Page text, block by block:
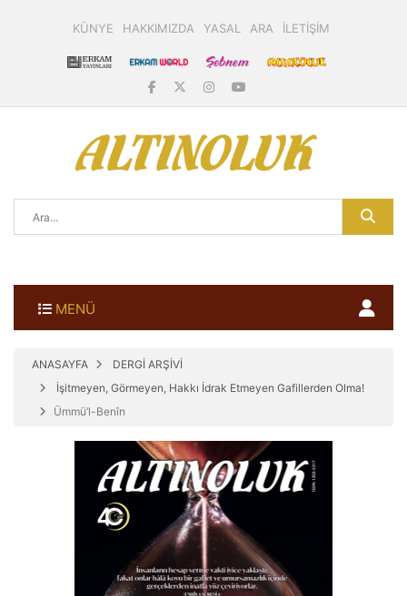
KÜNYE HAKKIMIZDA YASAL ARA İLETİŞİM
MENÜ
ANASAYFA
DERGİ ARŞİVİ
İşitmeyen, Görmeyen, Hakkı İdrak Etmeyen Gafillerden Olma!
Ümmü’l-Benîn